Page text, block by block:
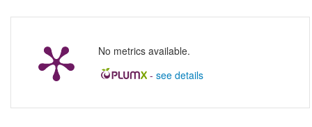
No metrics available.
- see details